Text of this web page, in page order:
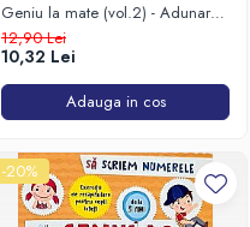
Geniu la mate (vol.2) - Adunarea
și scăderea
12,90 Lei
10,32 Lei
Adauga in cos
-20%